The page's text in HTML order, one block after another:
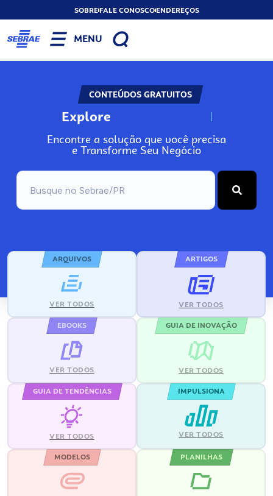
SOBREFALE CONOSCOENDEREÇOS
MENU
CONTEÚDOS GRATUITOS
Explore N
Encontre a solução que você precisa
e Transforme Seu Negócio
ARQUIVOS
VER TODOS
ARTIGOS
VER TODOS
EBOOKS
VER TODOS
GUIA DE INOVAÇÃO
VER TODOS
GUIA DE TENDÊNCIAS
VER TODOS
IMPULSIONA
VER TODOS
MODELOS PLANILHAS